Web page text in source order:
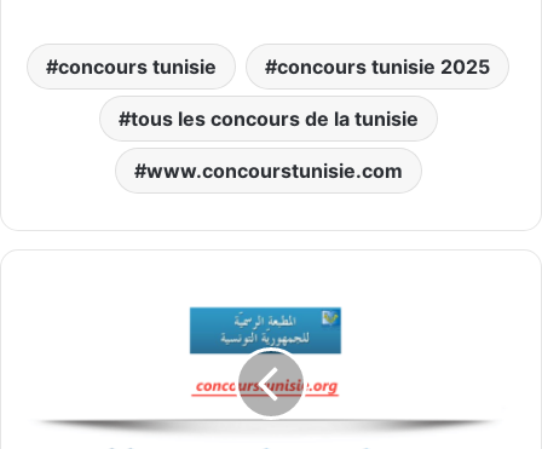
concours tunisie concours tunisie 2025
tous les concours de la tunisie
www.concourstunisie.com